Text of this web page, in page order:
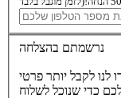
נרשמתם בהצלחה
לנו לקבל יותר פרטי
כדי שנוכל לשלוח